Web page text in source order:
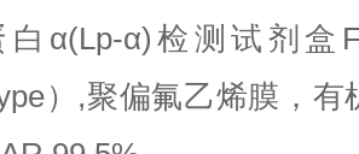
α(Lp-α)检测试剂盒
）,聚偏氟乙烯膜，